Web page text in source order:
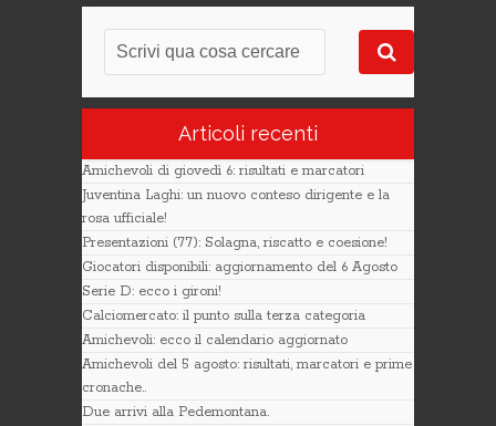
Articoli recenti
Amichevoli di giovedì 6: risultati e marcatori
Juventina Laghi: un nuovo conteso dirigente e la
rosa ufficiale!
Presentazioni (77): Solagna, riscatto e coesione!
Giocatori disponibili: aggiornamento del 6 Agosto
Serie D: ecco i gironi!
Calciomercato: il punto sulla terza categoria
Amichevoli: ecco il calendario aggiornato
Amichevoli del 5 agosto: risultati, marcatori e prime
cronache..
Due arrivi alla Pedemontana.